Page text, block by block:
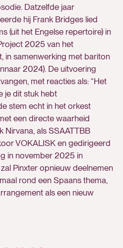
Datzelfde jaar
hij Frank Bridges lied
(uit het Engelse repertoire) in
2025 van het
in samenwerking met bariton
2024). De uitvoering
met reacties als: “Het
je dit stuk hebt
stem echt in het orkest
een directe waarheid
Nirvana, als SSAATTBB
VOKALISK en gedirigeerd
in november 2025 in
Pinxter opnieuw deelnemen
rond een Spaans thema,
als een nieuw